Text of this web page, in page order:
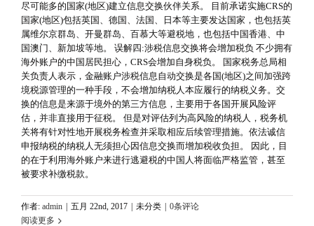
尽可能多的国家(地区)建立信息交换伙伴关系。 目前承诺实施CRS的
国家(地区)包括英国、德国、法国、日本等主要发达国家，也包括英
属维尔京群岛、开曼群岛、百慕大等避税地，也包括中国香港、中
国澳门、新加坡等地。 误解四:涉税信息交换将会增加税负 不少拥有
海外账户的中国居民担心，CRS会增加自身税负。 国家税务总局相
关负责人表示，金融账户涉税信息自动交换是各国(地区)之间加强跨
境税源管理的一种手段，不会增加纳税人本应履行的纳税义务。交
换的信息是来源于境外的第三方信息，主要用于各国开展风险评
估，并非直接用于征税。 但是对评估列为高风险的纳税人，税务机
关将有针对性地开展税务检查并采取相应后续管理措施。依法诚信
申报纳税的纳税人无须担心因信息交换而增加税收负担。 因此，目
的在于利用海外账户来进行逃避税的中国人将面临严格监管，甚至
被要求补缴税款。
作者: admin 五月 22nd, 2017 未分类
0条评论
阅读更多